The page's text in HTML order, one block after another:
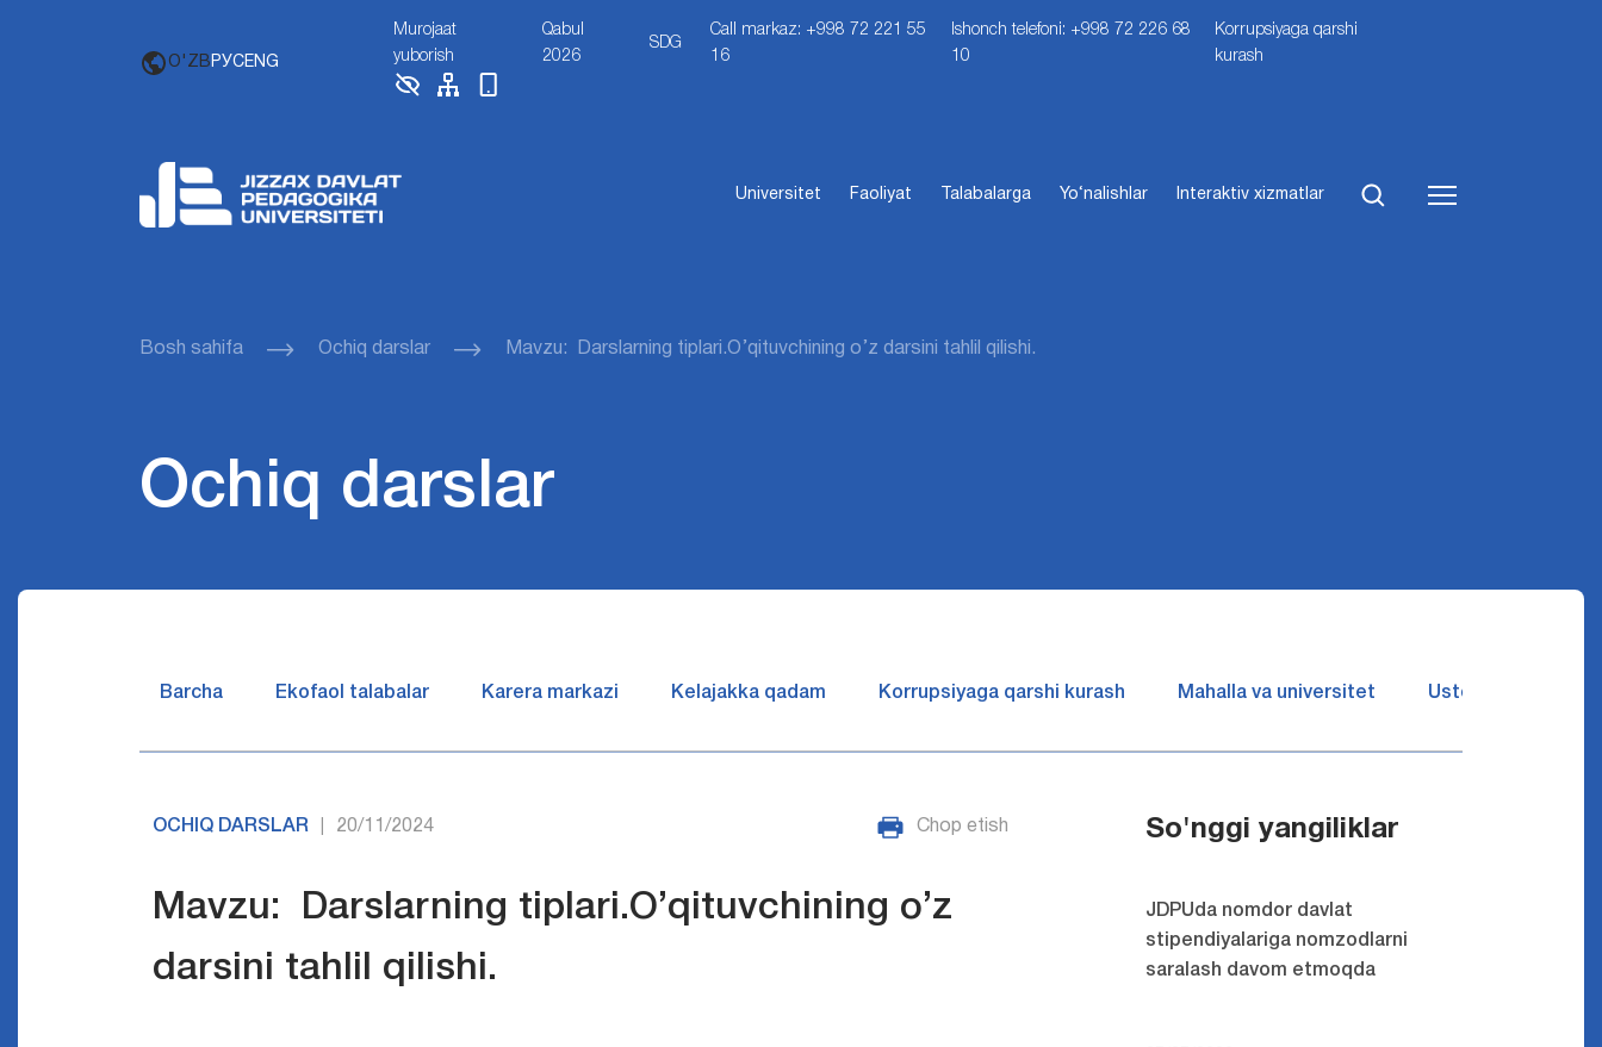
O'ZB РУСENG
Murojaat
yuborish
Qabul
2026
SDG
Call markaz: +998 72 221 55
16
Ishonch telefoni: +998 72 226 68
10
Korrupsiyaga qarshi
kurash
Universitet Faoliyat Talabalarga Yo‘nalishlar Interaktiv xizmatlar
Bosh sahifa Ochiq darslar Mavzu: Darslarning tiplari.O’qituvchining o’z darsini tahlil qilishi.
Ochiq darslar
Barcha Ekofaol talabalar Karera markazi Kelajakka qadam Korrupsiyaga qarshi kurash Mahalla va universitet Ustozlar suhbatin
OCHIQ DARSLAR 20/11/2024 Chop etish
Mavzu: Darslarning tiplari.O’qituvchining o’z
darsini tahlil qilishi.
So'nggi yangiliklar
JDPUda nomdor davlat
stipendiyalariga nomzodlarni
saralash davom etmoqda